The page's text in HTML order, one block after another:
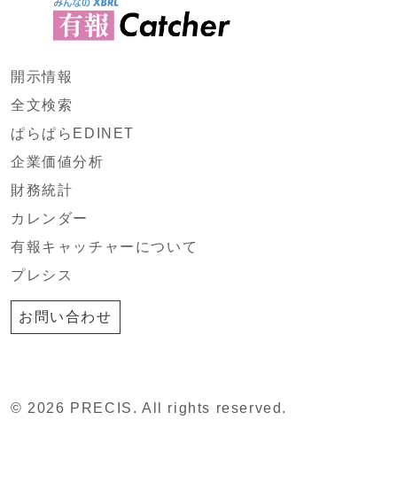
開示情報
全文検索
ぱらぱらEDINET
企業価値分析
財務統計
カレンダー
有報キャッチャーについて
プレシス
お問い合わせ
© 2026 PRECIS. All rights reserved.